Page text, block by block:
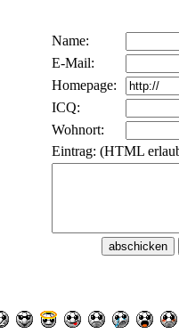
Name:
E-Mail:
Homepage:
ICQ:
Wohnort:
Eintrag: (HTML